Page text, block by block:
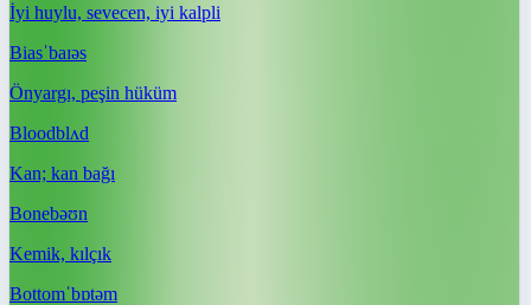
İyi huylu, sevecen, iyi kalpli
Biasˈbaɪəs
Önyargı, peşin hüküm
Bloodblʌd
Kan; kan bağı
Bonebəʊn
Kemik, kılçık
Bottomˈbɒtəm